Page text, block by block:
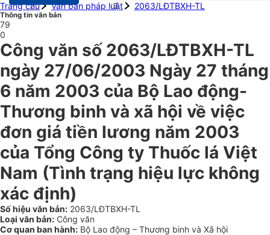
Trang chủ
Văn bản pháp luật 2063/LĐTBXH-TL
Thông tin văn bản
79
0
Công văn số 2063/LĐTBXH-TL
ngày 27/06/2003 Ngày 27 tháng
6 năm 2003 của Bộ Lao động-
Thương binh và xã hội về việc
đơn giá tiền lương năm 2003
của Tổng Công ty Thuốc lá Việt
Nam (Tình trạng hiệu lực không
xác định)
Số hiệu văn bản: 2063/LĐTBXH-TL
Loại văn bản: Công văn
Cơ quan ban hành: Bộ Lao động – Thương binh và Xã hội